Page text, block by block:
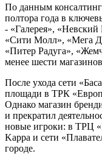
По данным
полтора года в
- «Галерея»,
«Сити Молл», «Мега
«Питер Радуга»,
менее шести
После ухода сети
площади в ТРК
Однако магазин
и прекратил
новые игроки: в ТРЦ
Kappa и сети
городе.